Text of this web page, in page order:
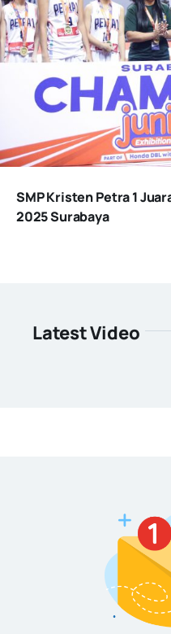
SMP Kristen Petra 1
2025 Surabaya
Latest Video